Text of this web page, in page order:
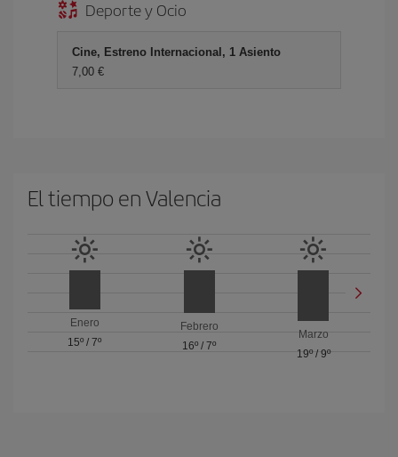
Deporte y Ocio
Cine, Estreno Internacional, 1 Asiento
7,00
El tiempo en Valencia
Enero
15º /7º
Febrero
16º / 7º
Marzo
19º/ 9º